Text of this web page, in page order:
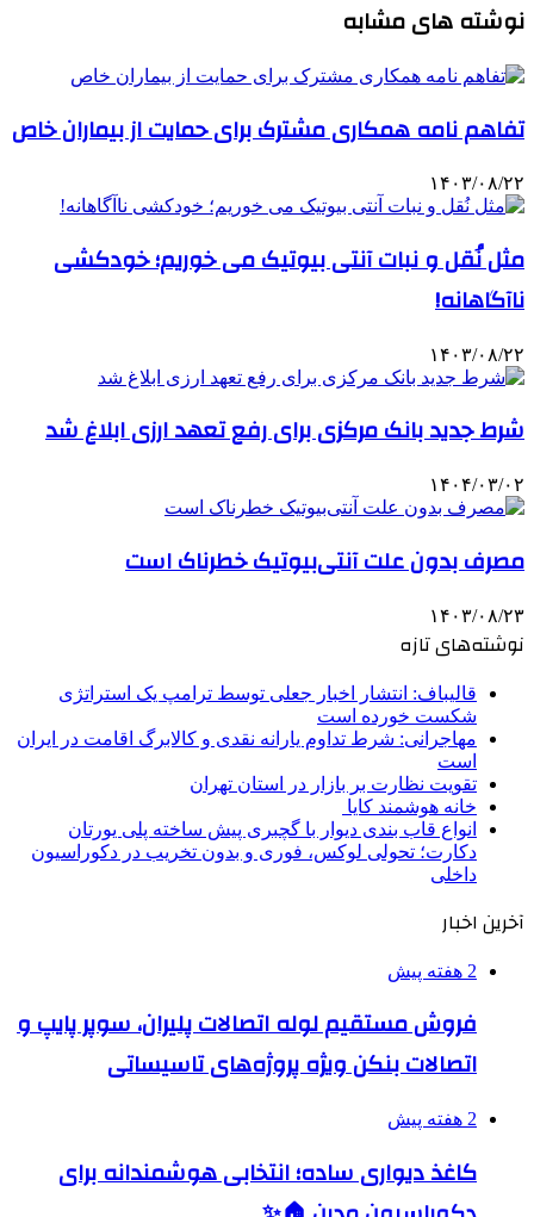
نوشته های مشابه
تفاهم نامه همکاری مشترک برای حمایت از بیماران خاص
۱۴۰۳/۰۸/۲۲
مثل نُقل و نبات آنتی بیوتیک می خوریم؛ خودکشی
ناآگاهانه!
۱۴۰۳/۰۸/۲۲
شرط جدید بانک مرکزی برای رفع تعهد ارزی ابلاغ شد
۱۴۰۴/۰۳/۰۲
مصرف بدون علت آنتی‌بیوتیک خطرناک است
۱۴۰۳/۰۸/۲۳
نوشته‌های تازه
قالیباف: انتشار اخبار جعلی توسط ترامپ یک استراتژی
شکست خورده است
مهاجرانی: شرط تداوم یارانه نقدی و کالابرگ اقامت در ایران
است
تقویت نظارت بر بازار در استان تهران
خانه هوشمند کایا
انواع قاب بندی دیوار با گچبری پیش ساخته پلی یورتان
دکارت؛ تحولی لوکس، فوری و بدون تخریب در دکوراسیون
داخلی
آخرین اخبار
2 هفته پیش
فروش مستقیم لوله اتصالات پلیران، سوپر پایپ و
اتصالات بنکن ویژه پروژه‌های تاسیساتی
2 هفته پیش
کاغذ دیواری ساده؛ انتخابی هوشمندانه برای